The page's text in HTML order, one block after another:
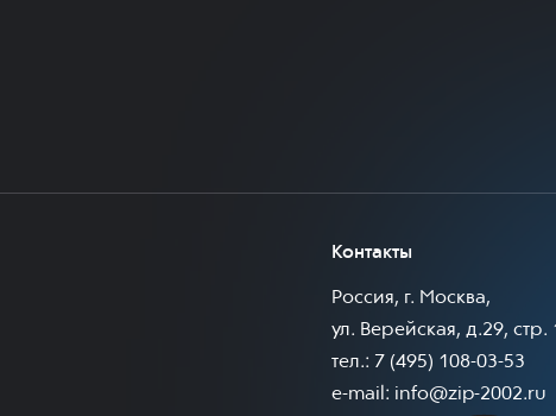
Контакты
Россия, г. Москва,
ул. Верейская, д.29, стр.
тел.: 7 (495) 108-03-53
e-mail: info@zip-2002.ru